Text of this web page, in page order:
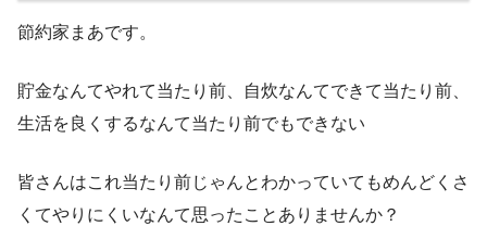
節約家まあです。
貯金なんてやれて当たり前、自炊なんてできて当たり前、
生活を良くするなんて当たり前でもできない
皆さんはこれ当たり前じゃんとわかっていてもめんどくさ
くてやりにくいなんて思ったことありませんか？